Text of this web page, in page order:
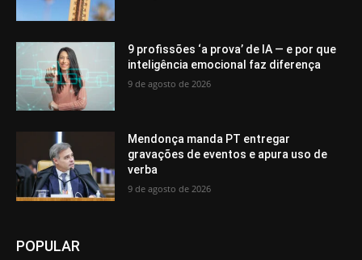
9 profissões ‘a prova’ de IA — e por que
inteligência emocional faz diferença
9 de agosto de 2026
Mendonça manda PT entregar
gravações de eventos e apura uso de
verba
9 de agosto de 2026
POPULAR